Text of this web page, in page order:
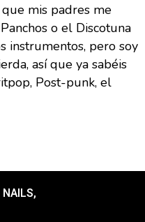
mis padres me
o el Discotuna
instrumentos, pero soy
así que ya sabéis
Post-punk, el
,